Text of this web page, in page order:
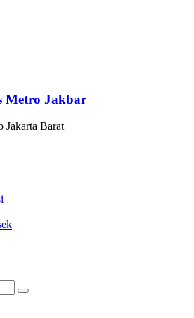
Metro Jakbar
Jakarta Barat